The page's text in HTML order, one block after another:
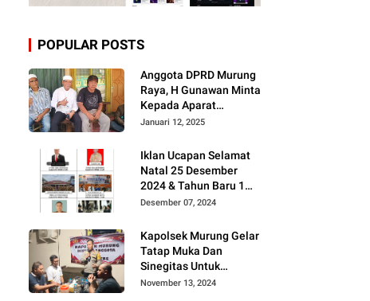
POPULAR POSTS
Anggota DPRD Murung
Raya, H Gunawan Minta
Kepada Aparat
Berantas judi dan
Instruksi Presiden RI
Januari 12, 2025
Iklan Ucapan Selamat
Natal 25 Desember
2024 & Tahun Baru 1
Januari 2025
Desember 07, 2024
Kapolsek Murung Gelar
Tatap Muka Dan
Sinegitas Untuk
Menjaga Situasi
November 13, 2024